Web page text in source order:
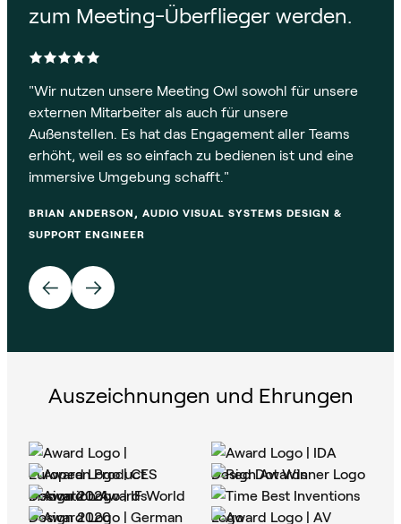
zum Meeting-Überflieger werden.
"Wir nutzen unsere Meeting Owl sowohl für unsere
externen Mitarbeiter als auch für unsere
Außenstellen. Es hat das Engagement aller Teams
erhöht, weil es so einfach zu bedienen ist und eine
immersive Umgebung schafft."
BRIAN ANDERSON, AUDIO VISUAL SYSTEMS DESIGN &
SUPPORT ENGINEER
Auszeichnungen und Ehrungen